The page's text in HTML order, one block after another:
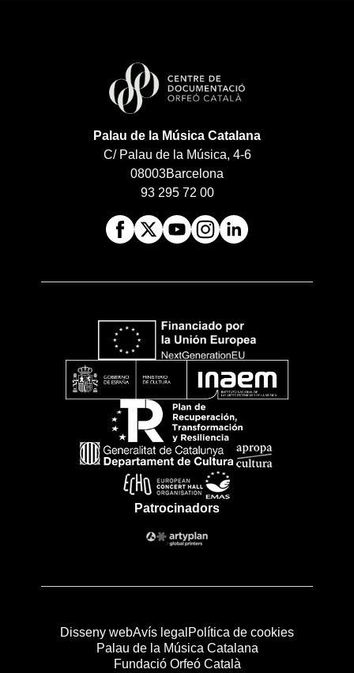
Palau de la Música Catalana
C/ Palau de la Música, 4-6
08003Barcelona
93 295 72 00
Patrocinadors
Disseny webAvís legal Política de cookies
Palau de la Música Catalana
Fundació Orfeó Català